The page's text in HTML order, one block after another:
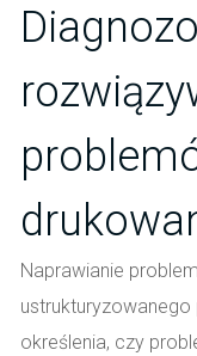
Naprawianie
określenia, czy